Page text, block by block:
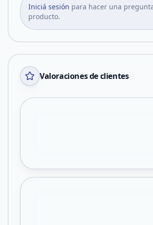
Iniciá sesión para hacer una
producto.
Valoraciones de clientes